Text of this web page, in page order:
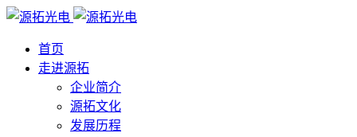
首页
走进源拓
企业简介
源拓文化
发展历程